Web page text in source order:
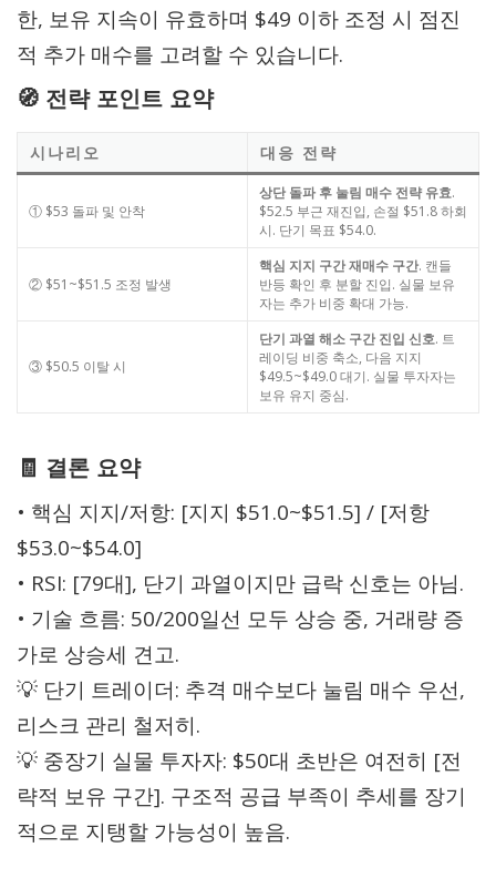
한, 보유 지속이 유효하며 $49 이하 조정 시 점진
적 추가 매수를 고려할 수 있습니다.
🧭 전략 포인트 요약
시나리오 대응 전략
① $53 돌파 및 안착
상단 돌파 후 눌림 매수 전략 유효.
$52.5 부근 재진입, 손절 $51.8 하회
시. 단기 목표 $54.0.
② $51~$51.5 조정 발생
핵심 지지 구간 재매수 구간. 캔들
반등 확인 후 분할 진입. 실물 보유
자는 추가 비중 확대 가능.
③ $50.5 이탈 시
단기 과열 해소 구간 진입 신호. 트
레이딩 비중 축소, 다음 지지
$49.5~$49.0 대기. 실물 투자자는
보유 유지 중심.
🧾 결론 요약
• 핵심 지지/저항: [지지 $51.0~$51.5] / [저항
$53.0~$54.0]
• RSI: [79대], 단기 과열이지만 급락 신호는 아님.
• 기술 흐름: 50/200일선 모두 상승 중, 거래량 증
가로 상승세 견고.
💡 단기 트레이더: 추격 매수보다 눌림 매수 우선,
리스크 관리 철저히.
💡 중장기 실물 투자자: $50대 초반은 여전히 [전
략적 보유 구간]. 구조적 공급 부족이 추세를 장기
적으로 지탱할 가능성이 높음.